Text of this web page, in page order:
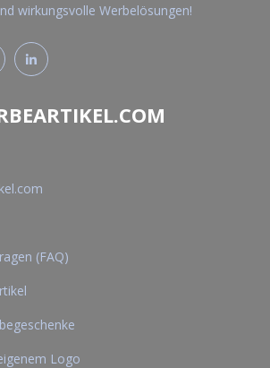
wirkungsvolle Werbelösungen!
(FAQ)
Logo